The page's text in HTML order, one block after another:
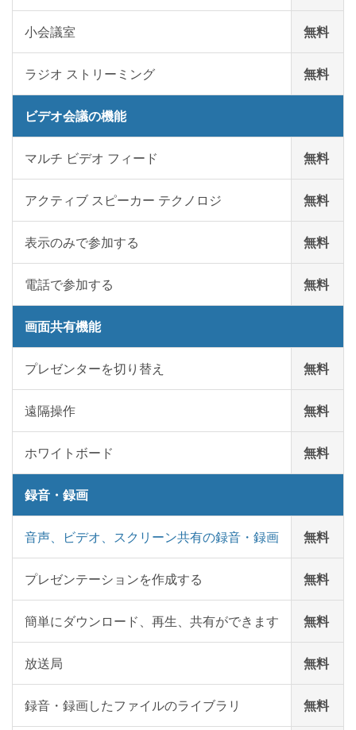
小会議室 無料
ラジオ ストリーミング 無料
ビデオ会議の機能
マルチ ビデオ フィード 無料
アクティブ スピーカー テクノロジ 無料
表示のみで参加する 無料
電話で参加する 無料
画面共有機能
プレゼンターを切り替え 無料
遠隔操作 無料
ホワイトボード 無料
録音・録画
音声、ビデオ、スクリーン共有の録音・録画 無料
プレゼンテーションを作成する 無料
簡単にダウンロード、再生、共有ができます 無料
放送局 無料
録音・録画したファイルのライブラリ 無料